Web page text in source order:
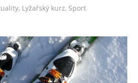
, Lyžařský kurz, Sport